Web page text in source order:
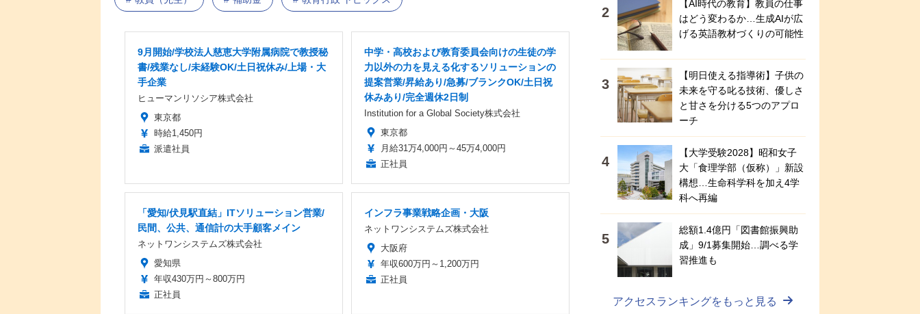
9月開始/学校法人慈恵大学附属病院で教授秘
書/残業なし/未経験OK/土日祝休み/上場・大
手企業
ヒューマンリソシア株式会社
東京都
時給1,450円
派遣社員
中学・高校および教育委員会向けの生徒の学
力以外の力を見える化するソリューションの
提案営業/昇給あり/急募/ブランクOK/土日祝
休みあり/完全週休2日制
Institution for a Global Society株式会社
東京都
月給31万4,000円～45万4,000円
正社員
「愛知/伏見駅直結」ITソリューション営業/
民間、公共、通信計の大手顧客メイン
ネットワンシステムズ株式会社
愛知県
年収430万円～800万円
正社員
インフラ事業戦略企画・大阪
ネットワンシステムズ株式会社
大阪府
年収600万円～1,200万円
正社員
【AI時代の教育】教員の仕事
はどう変わるか…生成AIが広
げる英語教材づくりの可能性
【明日使える指導術】子供の
未来を守る叱る技術、優しさ
と甘さを分ける5つのアプロ
ーチ
【大学受験2028】昭和女子
大「食理学部（仮称）」新設
構想…生命科学科を加え4学
科へ再編
総額1.4億円「図書館振興助
成」9/1募集開始…調べる学
習推進も
アクセスランキングをもっと見る